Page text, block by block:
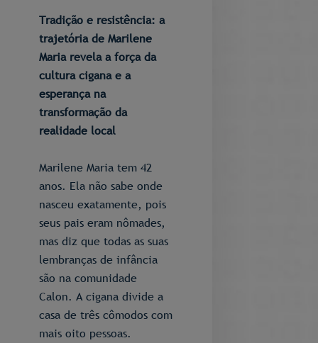
Tradição e resistência: a
trajetória de Marilene
Maria revela a força da
cultura cigana e a
esperança na
transformação da
realidade local
Marilene Maria tem 42
anos. Ela não sabe onde
nasceu exatamente, pois
seus pais eram nômades,
mas diz que todas as suas
lembranças de infância
são na comunidade
Calon. A cigana divide a
casa de três cômodos com
mais oito pessoas.